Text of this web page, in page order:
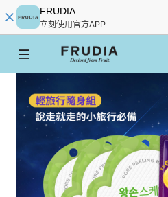
FRUDIA
立刻使用官方APP